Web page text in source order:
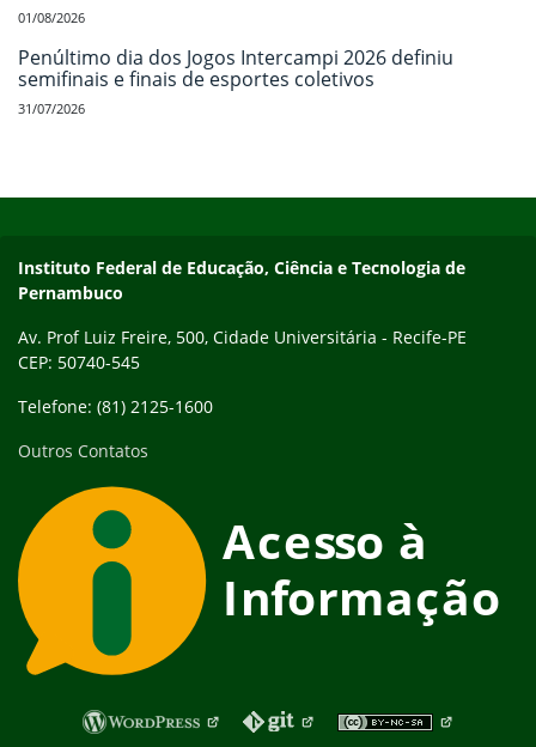
01/08/2026
Penúltimo dia dos Jogos Intercampi 2026 definiu
semifinais e finais de esportes coletivos
31/07/2026
Instituto Federal de Educação, Ciência e Tecnologia de
Pernambuco
Av. Prof Luiz Freire, 500, Cidade Universitária - Recife-PE
CEP: 50740-545
Telefone: (81) 2125-1600
Outros Contatos